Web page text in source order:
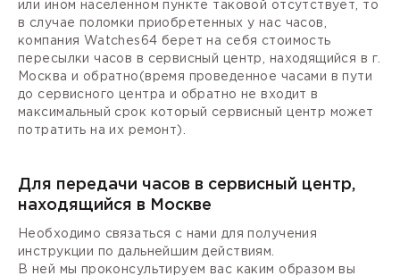
или ином населенном пункте таковой отсутствует, то
в случае поломки приобретенных у нас часов,
компания Watches64 берет на себя стоимость
пересылки часов в сервисный центр, находящийся в г.
Москва и обратно(время проведенное часами в пути
до сервисного центра и обратно не входит в
максимальный срок который сервисный центр может
потратить на их ремонт).
Для передачи часов в сервисный центр,
находящийся в Москве
Необходимо связаться с нами для получения
инструкции по дальнейшим действиям.
В ней мы проконсультируем вас каким образом вы